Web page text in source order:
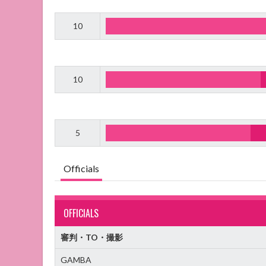
10
10
5
Officials
OFFICIALS
審判・TO・撮影
GAMBA